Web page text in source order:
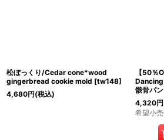
松ぼっくり/Cedar cone*wood
gingerbread cookie mold [tw148]
4,680円(税込)
【50％
骸骨パン
4,320円
希望小